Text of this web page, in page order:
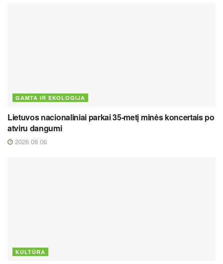
GAMTA IR EKOLOGIJA
Lietuvos nacionaliniai parkai 35-metį minės koncertais po
atviru dangumi
2026 08 06
KULTŪRA